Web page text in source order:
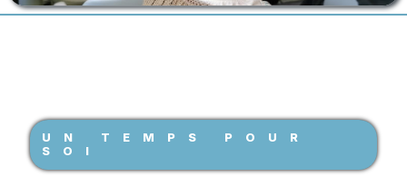
UN TEMPS POUR
SOI